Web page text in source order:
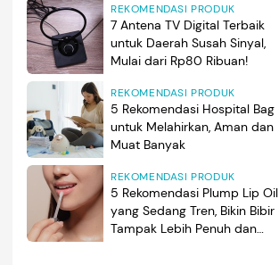
REKOMENDASI PRODUK
7 Antena TV Digital Terbaik
untuk Daerah Susah Sinyal,
Mulai dari Rp80 Ribuan!
REKOMENDASI PRODUK
5 Rekomendasi Hospital Bag
untuk Melahirkan, Aman dan
Muat Banyak
REKOMENDASI PRODUK
5 Rekomendasi Plump Lip Oil
yang Sedang Tren, Bikin Bibir
Tampak Lebih Penuh dan